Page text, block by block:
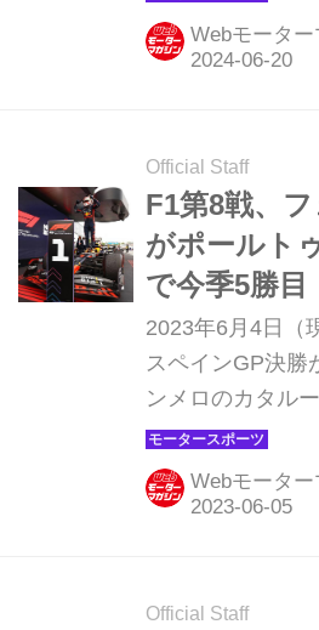
リア、イギリス
ーを転戦。F1グ
カナダGPでは、
れる難しい状況
ルスタッペン（
ころで強さを見
ス、ジョージ・
ス）を振り切っ
あげた。 しかし
ズン開幕当初の
なく、セルジオ
な...
Webモータ
Official Staff
F1第8戦、
がポールト
で今季5勝
決勝】
2023年6月4日（
スペインGP決勝
ンメロのカタル
開催され、レッ
ェルスタッペン
セデスのルイス
は9位でチェッカ
Webモータ
Official Staff